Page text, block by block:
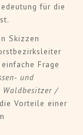
für die
Skizzen
Frage
und
Waldbesitzer /
Vorteile einer